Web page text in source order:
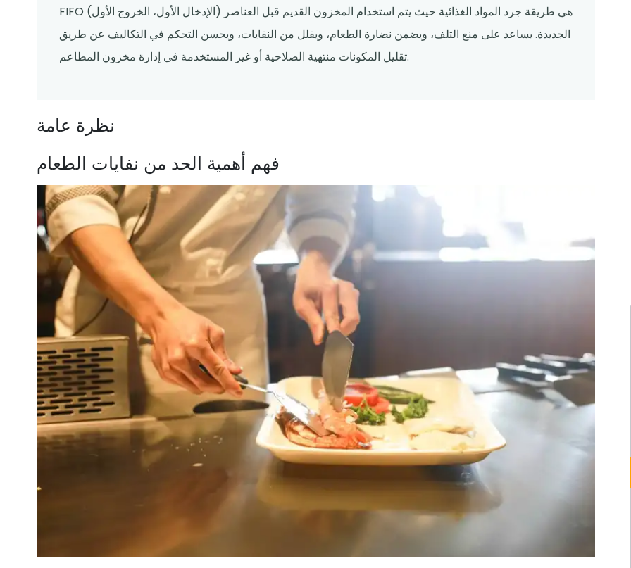
FIFO (الإدخال الأول، الخروج الأول) هي طريقة جرد المواد الغذائية حيث يتم استخدام المخزون القديم قبل العناصر
الجديدة. يساعد على منع التلف، ويضمن نضارة الطعام، ويقلل من النفايات، ويحسن التحكم في التكاليف عن طريق
تقليل المكونات منتهية الصلاحية أو غير المستخدمة في إدارة مخزون المطاعم.
نظرة عامة
فهم أهمية الحد من نفايات الطعام